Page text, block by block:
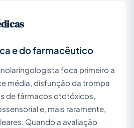
e do farmacêutico
foca primeiro a
média, disfunção da trompa
de fármacos ototóxicos,
e, mais raramente,
Quando a avaliação